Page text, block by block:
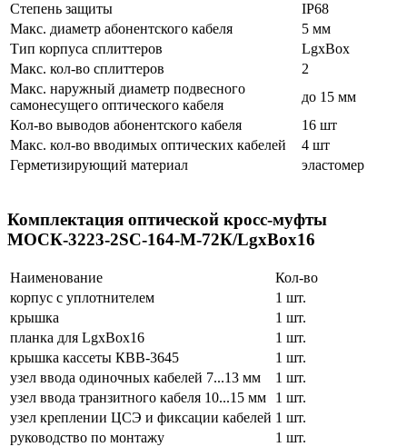
Степень защиты
IP68
Макс. диаметр абонентского кабеля
5 мм
Тип корпуса сплиттеров
LgxBox
Макс. кол-во сплиттеров
2
Макс. наружный диаметр подвесного
самонесущего оптического кабеля
до 15 мм
Кол-во выводов абонентского кабеля
16 шт
Макс. кол-во вводимых оптических кабелей
4 шт
Герметизирующий материал
эластомер
Комплектация оптической кросс-муфты
МОСК-3223-2SC-164-M-72К/LgxBox16
Наименование
Кол-во
корпус с уплотнителем
1 шт.
крышка
1 шт.
планка для LgxBox16
1 шт.
крышка кассеты КВВ-3645
1 шт.
узел ввода одиночных кабелей 7...13 мм
1 шт.
узел ввода транзитного кабеля 10...15 мм
1 шт.
узел креплении ЦСЭ и фиксации кабелей 1 шт.
руководство по монтажу
1 шт.